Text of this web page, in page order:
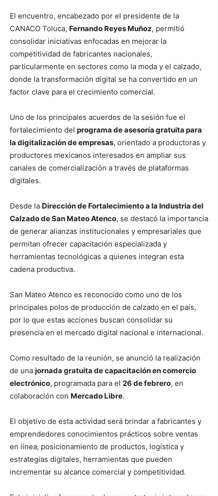
El encuentro, encabezado por el presidente de la
CANACO Toluca, Fernando Reyes Muñoz, permitió
consolidar iniciativas enfocadas en mejorar la
competitividad de fabricantes nacionales,
particularmente en sectores como la moda y el calzado,
donde la transformación digital se ha convertido en un
factor clave para el crecimiento comercial.
Uno de los principales acuerdos de la sesión fue el
fortalecimiento del programa de asesoría gratuita para
la digitalización de empresas, orientado a productoras y
productores mexicanos interesados en ampliar sus
canales de comercialización a través de plataformas
digitales.
Desde la Dirección de Fortalecimiento a la Industria del
Calzado de San Mateo Atenco, se destacó la importancia
de generar alianzas institucionales y empresariales que
permitan ofrecer capacitación especializada y
herramientas tecnológicas a quienes integran esta
cadena productiva.
San Mateo Atenco es reconocido como uno de los
principales polos de producción de calzado en el país,
por lo que estas acciones buscan consolidar su
presencia en el mercado digital nacional e internacional.
Como resultado de la reunión, se anunció la realización
de una jornada gratuita de capacitación en comercio
electrónico, programada para el 26 de febrero, en
colaboración con Mercado Libre.
El objetivo de esta actividad será brindar a fabricantes y
emprendedores conocimientos prácticos sobre ventas
en línea, posicionamiento de productos, logística y
estrategias digitales, herramientas que pueden
incrementar su alcance comercial y competitividad.